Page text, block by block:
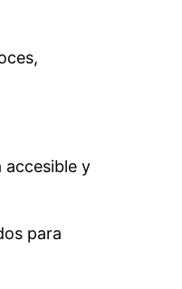
accesible y
para